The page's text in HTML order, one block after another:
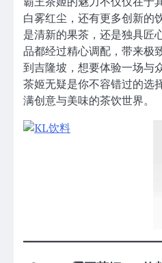
白雾红尘，还有更多创新的
是清新的果茶，还是独具匠
品都经过精心调配，带来极
到吉隆坡，想要体验一场与
茶姬无疑是你不容错过的选
满创意与美味的茶饮世界。